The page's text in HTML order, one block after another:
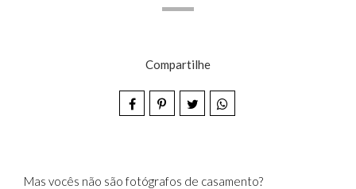
Compartilhe
Mas vocês não são fotógrafos de casamento?